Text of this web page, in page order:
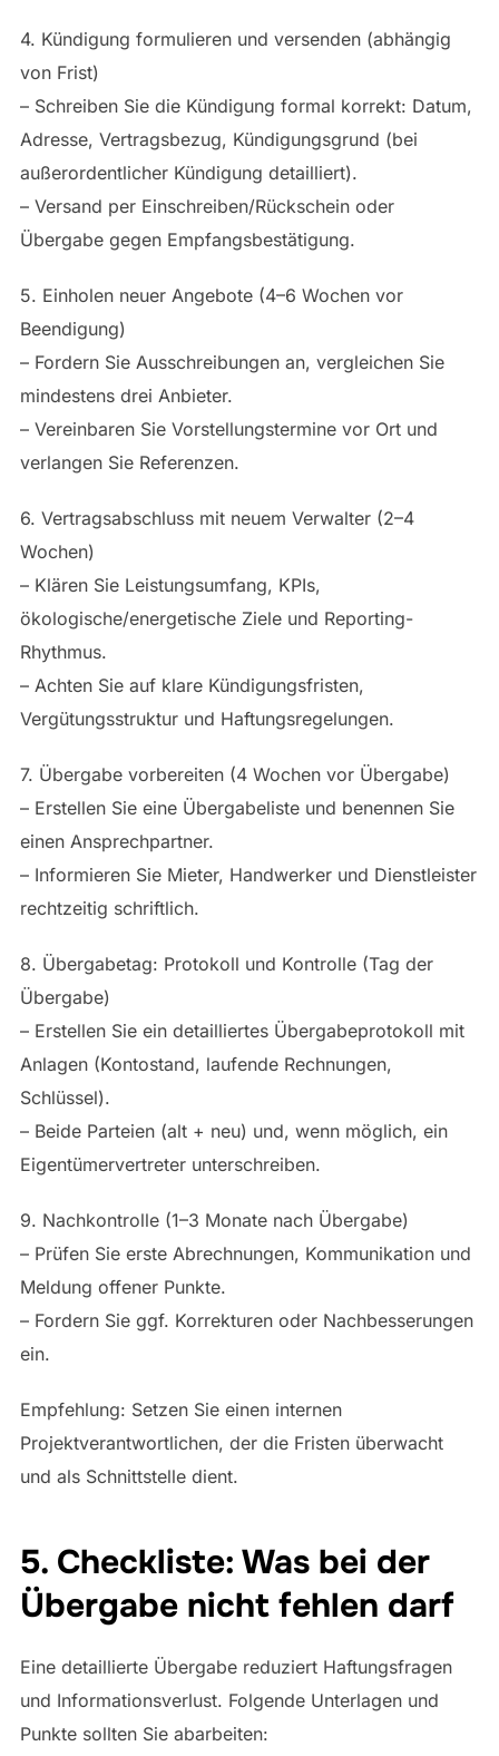
4. Kündigung formulieren und versenden (abhängig
von Frist)
– Schreiben Sie die Kündigung formal korrekt: Datum,
Adresse, Vertragsbezug, Kündigungsgrund (bei
außerordentlicher Kündigung detailliert).
– Versand per Einschreiben/Rückschein oder
Übergabe gegen Empfangsbestätigung.
5. Einholen neuer Angebote (4–6 Wochen vor
Beendigung)
– Fordern Sie Ausschreibungen an, vergleichen Sie
mindestens drei Anbieter.
– Vereinbaren Sie Vorstellungstermine vor Ort und
verlangen Sie Referenzen.
6. Vertragsabschluss mit neuem Verwalter (2–4
Wochen)
– Klären Sie Leistungsumfang, KPIs,
ökologische/energetische Ziele und Reporting-
Rhythmus.
– Achten Sie auf klare Kündigungsfristen,
Vergütungsstruktur und Haftungsregelungen.
7. Übergabe vorbereiten (4 Wochen vor Übergabe)
– Erstellen Sie eine Übergabeliste und benennen Sie
einen Ansprechpartner.
– Informieren Sie Mieter, Handwerker und Dienstleister
rechtzeitig schriftlich.
8. Übergabetag: Protokoll und Kontrolle (Tag der
Übergabe)
– Erstellen Sie ein detailliertes Übergabeprotokoll mit
Anlagen (Kontostand, laufende Rechnungen,
Schlüssel).
– Beide Parteien (alt + neu) und, wenn möglich, ein
Eigentümervertreter unterschreiben.
9. Nachkontrolle (1–3 Monate nach Übergabe)
– Prüfen Sie erste Abrechnungen, Kommunikation und
Meldung offener Punkte.
– Fordern Sie ggf. Korrekturen oder Nachbesserungen
ein.
Empfehlung: Setzen Sie einen internen
Projektverantwortlichen, der die Fristen überwacht
und als Schnittstelle dient.
5. Checkliste: Was bei der
Übergabe nicht fehlen darf
Eine detaillierte Übergabe reduziert Haftungsfragen
und Informationsverlust. Folgende Unterlagen und
Punkte sollten Sie abarbeiten: